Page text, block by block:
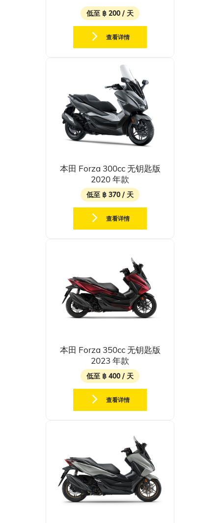
低至 ฿ 200 / 天
查看详情
本田 Forza 300cc 无钥匙版
2020 年款
低至 ฿ 370 / 天
查看详情
本田 Forza 350cc 无钥匙版
2023 年款
低至 ฿ 400 / 天
查看详情